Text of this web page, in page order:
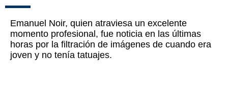
Emanuel Noir, quien atraviesa un excelente
momento profesional, fue noticia en las últimas
horas por la filtración de imágenes de cuando era
joven y no tenía tatuajes.